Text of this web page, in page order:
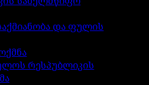
და ფულის
რესპუბლიკის